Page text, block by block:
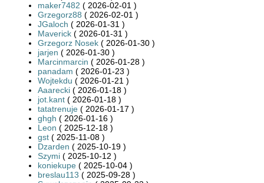
maker7482 ( 2026-02-01 )
Grzegorz88 ( 2026-02-01 )
JGaloch ( 2026-01-31 )
Maverick ( 2026-01-31 )
Grzegorz Nosek ( 2026-01-30 )
jarjen ( 2026-01-30 )
Marcinmarcin ( 2026-01-28 )
panadam ( 2026-01-23 )
Wojtekdu ( 2026-01-21 )
Aaarecki ( 2026-01-18 )
jot.kant ( 2026-01-18 )
tatatrenuje ( 2026-01-17 )
ghgh ( 2026-01-16 )
Leon ( 2025-12-18 )
gst ( 2025-11-08 )
Dzarden ( 2025-10-19 )
Szymi ( 2025-10-12 )
koniekupe ( 2025-10-04 )
breslau113 ( 2025-09-28 )